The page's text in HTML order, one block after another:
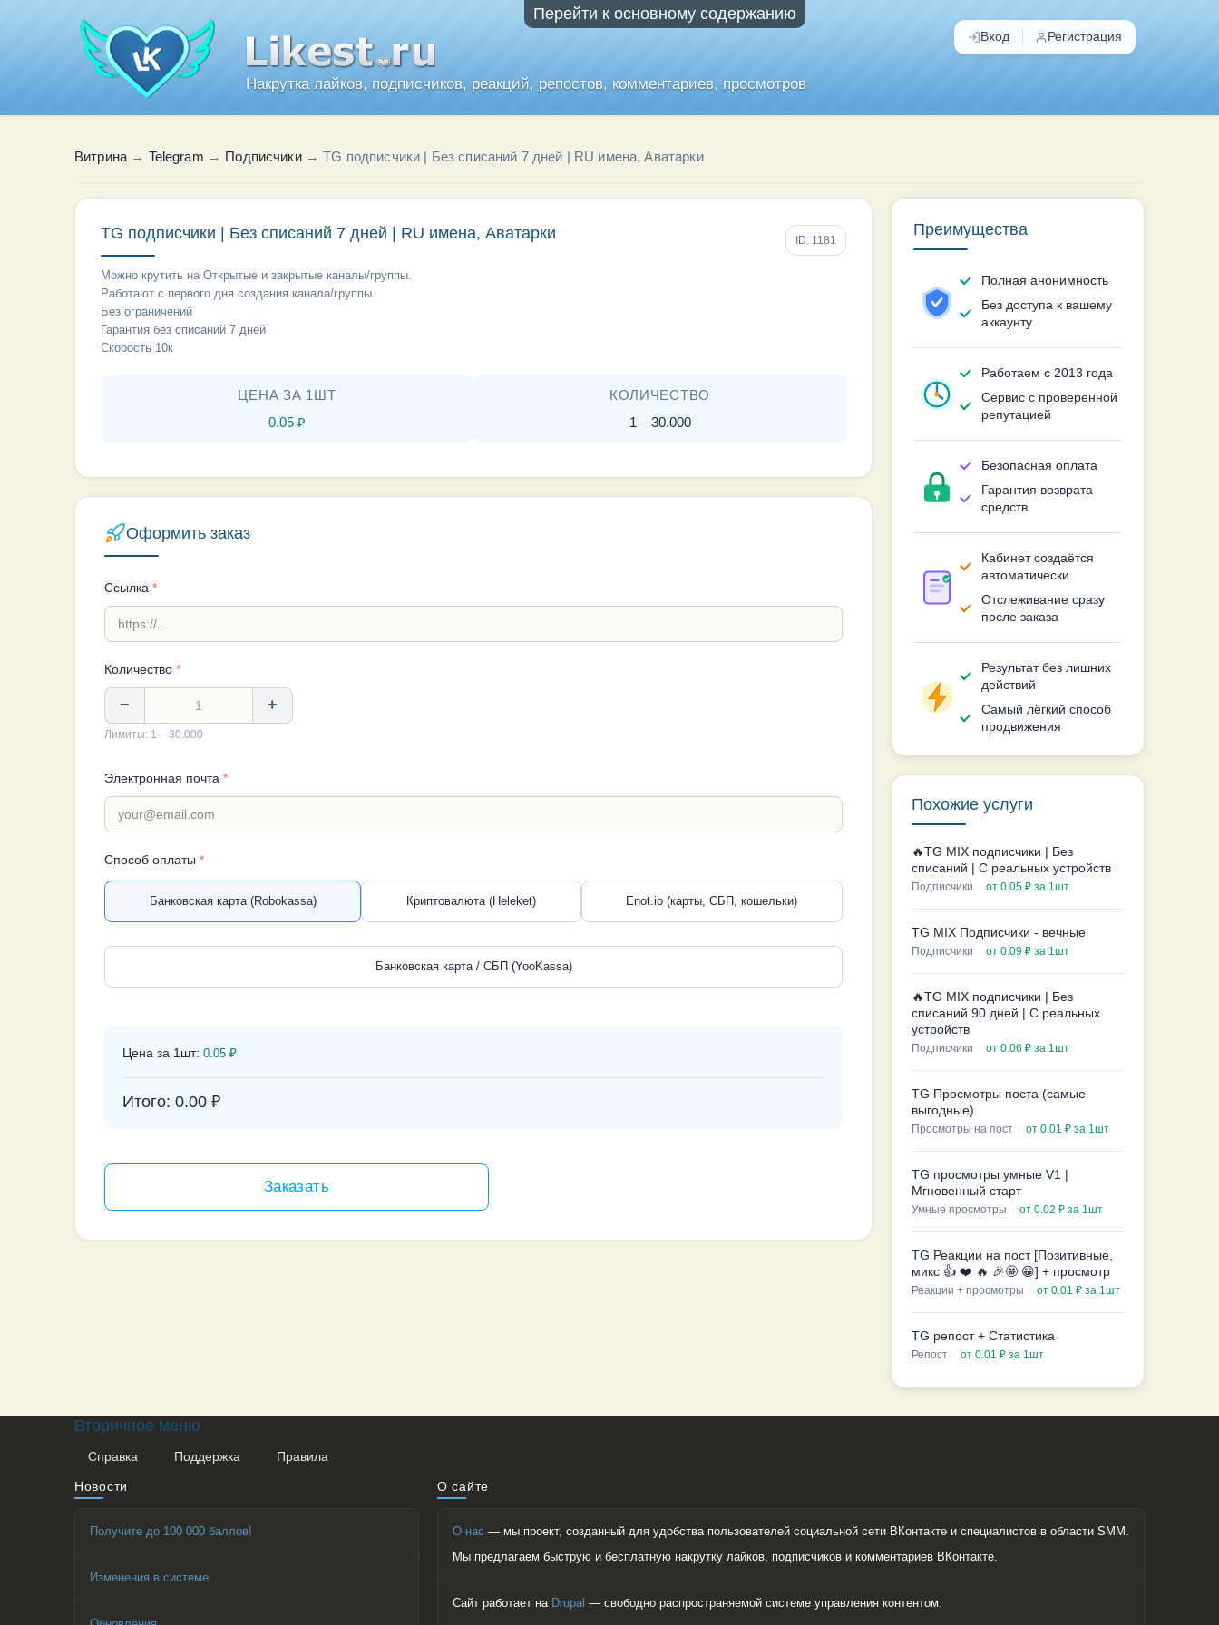
Перейти к основному содержанию
Накрутка лайков, подписчиков, реакций, репостов, комментариев, просмотров
Вход Регистрация
Витрина → Telegram → Подписчики→TG подписчики | Без списаний 7 дней | RU имена, Аватарки
TG подписчики | Без списаний 7 дней | RU имена, Аватарки ID: 1181
Можно крутить на Открытые и закрытые каналы/группы.
Работают с первого дня создания канала/группы.
Без ограничений
Гарантия без списаний 7 дней
Скорость 10к
ЦЕНА ЗА 1ШТ
0.05 ₽
КОЛИЧЕСТВО
1 – 30.000
Оформить заказ
Ссылка *
Количество *
− +
Лимиты: 1 – 30.000
Электронная почта *
Способ оплаты *
Банковская карта (Robokassa) Криптовалюта (Heleket) Enot.io (карты, СБП, кошельки)
Банковская карта / СБП (YooKassa)
Цена за 1шт: 0.05 ₽
Итого: 0.00 ₽
Преимущества
Полная анонимность
Без доступа к вашему
аккаунту
Работаем с 2013 года
Сервис с проверенной
репутацией
Безопасная оплата
Гарантия возврата
средств
Кабинет создаётся
автоматически
Отслеживание сразу
после заказа
Результат без лишних
действий
Самый лёгкий способ
продвижения
Похожие услуги
🔥TG MIX подписчики | Без
списаний | С реальных устройств
Подписчики · от 0.05 ₽ за 1шт
TG MIX Подписчики - вечные
Подписчики · от 0.09 ₽ за 1шт
🔥TG MIX подписчики | Без
списаний 90 дней | С реальных
устройств
Подписчики · от 0.06 ₽ за 1шт
TG Просмотры поста (самые
выгодные)
Просмотры на пост · от 0.01 ₽ за 1шт
TG просмотры умные V1 |
Мгновенный старт
Умные просмотры · от 0.02 ₽ за 1шт
TG Реакции на пост [Позитивные,
микс 👍 ❤️ 🔥 🎉🤩 😁] + просмотр
Реакции + просмотры · от 0.01 ₽ за 1шт
TG репост + Статистика
Репост · от 0.01 ₽ за 1шт
Вторичное меню
Справка Поддержка Правила
Новости
Получите до 100 000 баллов!
Изменения в системе
О сайте
О нас — мы проект, созданный для удобства пользователей социальной сети ВКонтакте и специалистов в области SMM.
Мы предлагаем быструю и бесплатную накрутку лайков, подписчиков и комментариев ВКонтакте.
Сайт работает на Drupal — свободно распространяемой системе управления контентом.